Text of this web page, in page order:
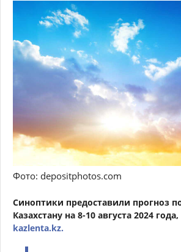
Фото: depositphotos.com
Синоптики предоставили прогноз
Казахстану на 8-10 августа 2024
kazlenta.kz.